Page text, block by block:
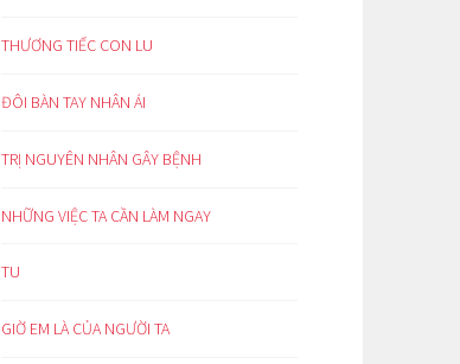
THƯƠNG TIẾC CON LU
ĐÔI BÀN TAY NHÂN ÁI
TRỊ NGUYÊN NHÂN GÂY BỆNH
NHỮNG VIỆC TA CẦN LÀM NGAY
TU
GIỜ EM LÀ CỦA NGƯỜI TA